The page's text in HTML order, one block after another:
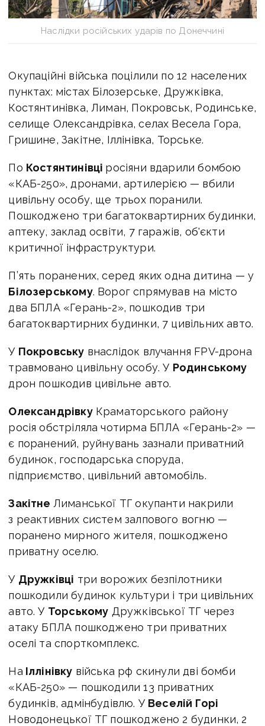
Наслідки російських ударів по Донеччині
Окупаційні війська поцілили по 12 населених
пунктах: містах Білозерське, Дружківка,
Костянтинівка, Лиман, Покровськ, Родинське,
селище Олександрівка, селах Весела Гора,
Гришине, Закітне, Іллінівка, Торське.
По Костянтинівці росіяни вдарили бомбою
«КАБ-250», дронами, артилерією — вбили
цивільну особу, ще трьох поранили.
Пошкоджено три багатоквартирних будинки,
аптеку, заклад освіти, 7 гаражів, об'єкти
критичної інфраструктури.
П’ять поранених, серед яких одна дитина — у
Білозерському. Ворог спрямував на місто
два БПЛА «Герань-2», пошкодив три
багатоквартирних будинки, 7 цивільних авто.
У Покровську внаслідок влучання FPV-дрона
травмовано цивільну особу. У Родинському
дрон пошкодив цивільне авто.
ОлександрівкуКраматорського району
росія обстріляла чотирма БПЛА «Герань-2» —
є поранений, руйнувань зазнали приватний
будинок, господарська споруда,
підприємство, цивільний автомобіль.
Закітне Лиманської ТГ окупанти накрили
з реактивних систем залпового вогню —
поранено мирного жителя, пошкоджено
приватну оселю.
У Дружківці три ворожих безпілотники
пошкодили будинок культури і три цивільних
авто. У Торському Дружківської ТГ через
атаку БПЛА пошкоджено три приватних
оселі та спорткомплекс.
На Іллінівку війська рф скинули дві бомби
«КАБ-250» — пошкодили 13 приватних
будинків, адмінбудівлю. У Веселій Горі
Новодонецької ТГ пошкоджено 2 будинки, 2